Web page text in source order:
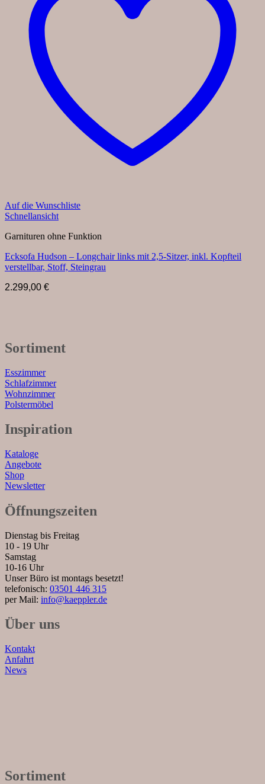
Auf die Wunschliste
Schnellansicht
Garnituren ohne Funktion
Ecksofa Hudson – Longchair links mit 2,5-Sitzer, inkl. Kopfteil
verstellbar, Stoff, Steingrau
2.299,00 €
Sortiment
Esszimmer
Schlafzimmer
Wohnzimmer
Polstermöbel
Inspiration
Kataloge
Angebote
Shop
Newsletter
Öffnungszeiten
Dienstag bis Freitag
10 - 19 Uhr
Samstag
10-16 Uhr
Unser Büro ist montags besetzt!
telefonisch: 03501 446 315
per Mail: info@kaeppler.de
Über uns
Kontakt
Anfahrt
News
Sortiment